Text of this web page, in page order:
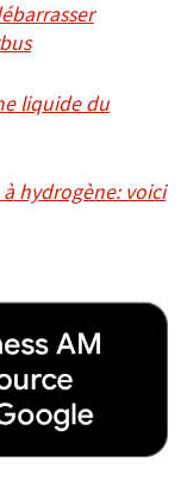
liquide du
hydrogène: voici